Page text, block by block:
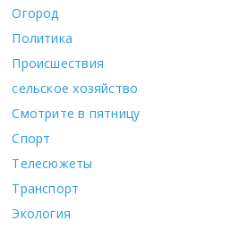
Огород
Политика
Происшествия
сельское хозяйство
Смотрите в пятницу
Спорт
Телесюжеты
Транспорт
Экология